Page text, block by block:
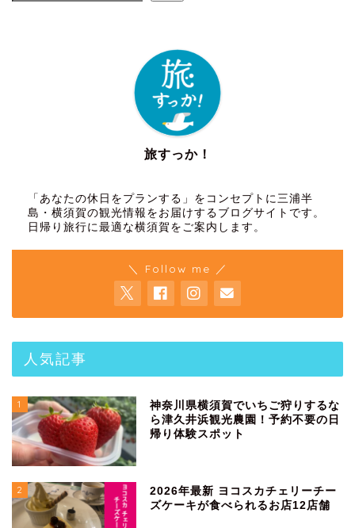
旅すっか！
「あなたの休日をプランする」をコンセプトに三浦半
島・横須賀の観光情報をお届けするブログサイトです。
日帰り旅行に最適な横須賀をご案内します。
＼ Follow me ／
人気記事
1
神奈川県横須賀でいちご狩りするな
ら津久井浜観光農園！予約不要の日
帰り体験スポット
2
2026年最新 ヨコスカチェリーチー
ズケーキが食べられるお店12店舗